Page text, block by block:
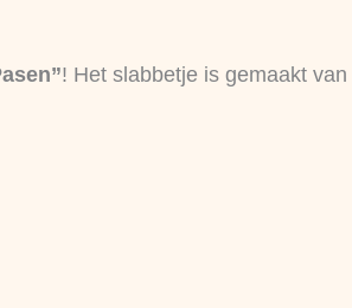
! Het slabbetje is gemaakt van